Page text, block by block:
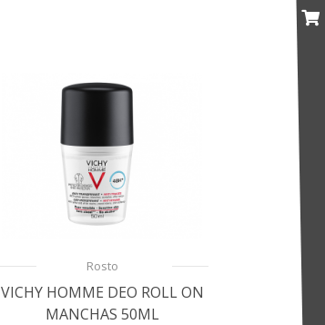
Rosto
VICHY HOMME DEO ROLL ON
MANCHAS 50ML